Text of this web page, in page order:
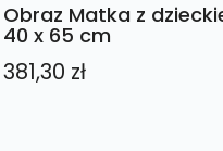
Obraz Matka z
40 x 65 cm
381,30 zł